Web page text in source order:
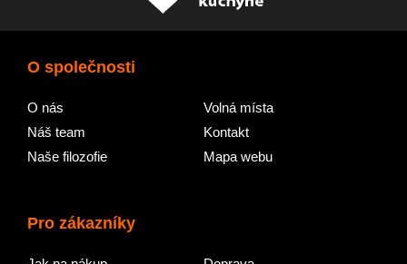
O společnosti
O nás
Náš team
Naše filozofie
Volná místa
Kontakt
Mapa webu
Pro zákazníky